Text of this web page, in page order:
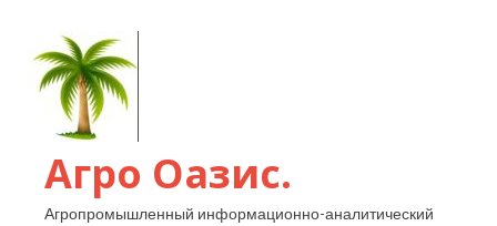
Агро Оазис.
Агропромышленный информационно-аналитический